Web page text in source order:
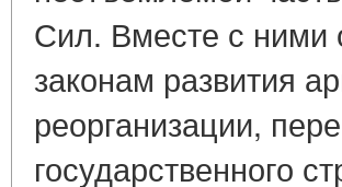
Сил. Вместе с ними
законам раз­вития
реорганизации,
государственного